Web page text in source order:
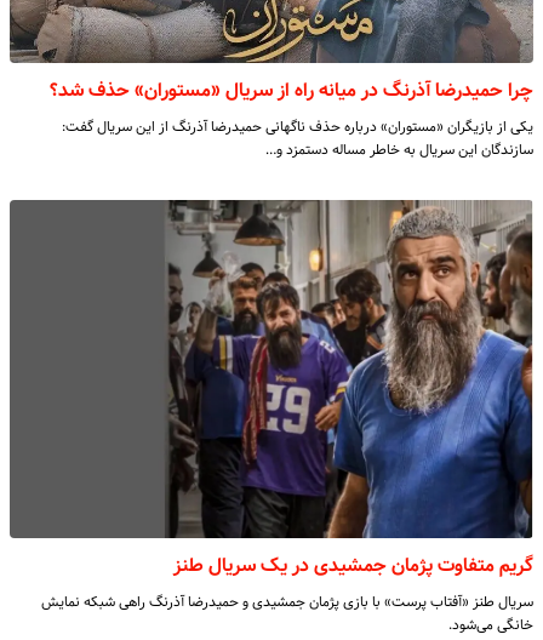
چرا حمیدرضا آذرنگ در میانه راه از سریال «مستوران» حذف شد؟
یکی از بازیگران «مستوران» درباره حذف ناگهانی حمیدرضا آذرنگ از این سریال گفت:
سازندگان این سریال به خاطر مساله دستمزد و…
گریم متفاوت پژمان جمشیدی در یک سریال طنز
سریال طنز «آفتاب پرست» با بازی پژمان جمشیدی و حمیدرضا آذرنگ راهی شبکه نمایش
خانگی می‌شود.